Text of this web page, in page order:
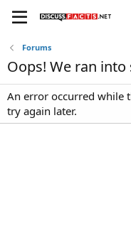
Forums
Oops! We ran
An error occurred while
try again later.